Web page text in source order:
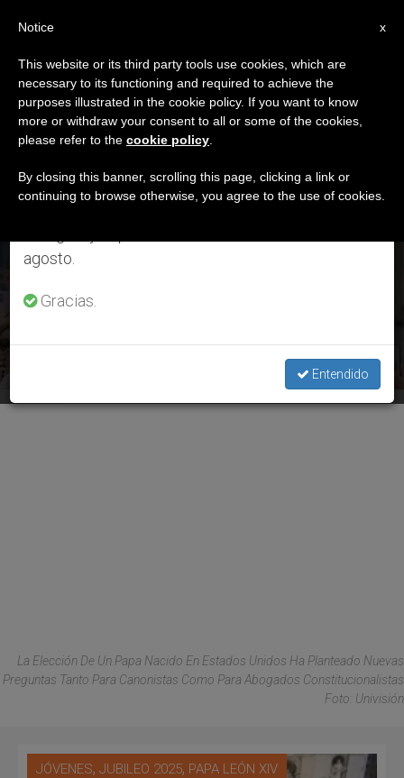
DÍA
Julio 29th, 2025
ÚLTIMAS NOTICIAS
Congreso USA: inicia proyecto de ley para evitar retirada de
JUL 29, 2025 21:14
La Elección De Un Papa Nacido En Estados Unidos Ha Planteado Nuevas
Preguntas Tanto Para Canonistas Como Para Abogados Constitucionalistas
Foto: Univisión
JÓVENES, JUBILEO 2025, PAPA LEÓN XIV
×
Aviso importante
Del 27 de julio al 7 de agosto haremos la pausa
anual, aprovechando que en el periodo de verano
se generan menos informaciones y también el
agosto.
Gracias.
Entendido
x
Notice
This website or its third party tools use cookies, which are
necessary to its functioning and required to achieve the
purposes illustrated in the cookie policy. If you want to know
more or withdraw your consent to all or some of the cookies,
please refer to the cookie policy
By closing this banner, scrolling this page, clicking a link or
continuing to browse otherwise, you agree to the use of cookies.